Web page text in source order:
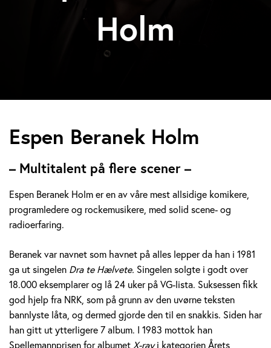
Holm
E
p
e
n
B
e
r
a
Espen Beranek Holm
– Multitalent på flere scener –
Espen Beranek Holm er en av våre mest allsidige komikere,
programledere og rockemusikere, med solid scene- og
radioerfaring.
Beranek var navnet som havnet på alles lepper da han i 1981
ga ut singelen Dra te Hælvete. Singelen solgte i godt over
18.000 eksemplarer og lå 24 uker på VG-lista. Suksessen fikk
god hjelp fra NRK, som på grunn av den uvørne teksten
bannlyste låta, og dermed gjorde den til en snakkis. Siden har
han gitt ut ytterligere 7 album. I 1983 mottok han
Spellemannprisen for albumet X-rayi kategorien Årets